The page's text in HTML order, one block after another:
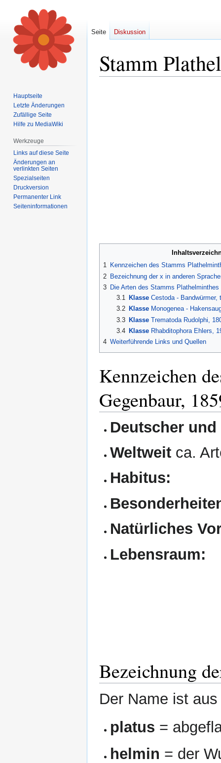
Stamm
1 Kennzeichen des Stamms
2 Bezeichnung der x in anderen
3 Die Arten des Stamms
3.1
KlasseCestoda - Bandwürmer,
3.2
KlasseMonogenea -
3.3
KlasseTrematoda Rudolphi,
3.4
KlasseRhabditophora Ehlers,
4 Weiterführende Links und Quellen
Kennzeichen
Gegenbaur,
Deutscher
Weltweit ca.
Habitus:
Natürliches
Lebensraum:
Bezeichnung
Der Name ist
platus =
helmin = der
Seite Diskussion
Hauptseite
Letzte Änderungen
Zufällige Seite
Hilfe zu MediaWiki
Werkzeuge
Links auf diese Seite
Änderungen an
verlinkten Seiten
Spezialseiten
Druckversion
Permanenter Link
Seiten­informationen